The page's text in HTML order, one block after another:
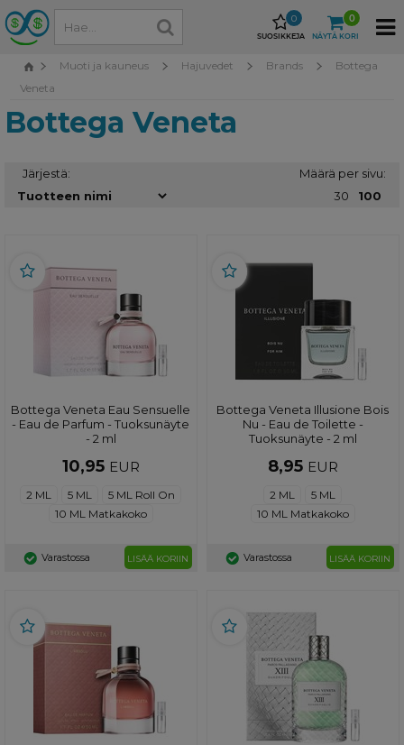
SUOSIKKEJA
0
NÄYTÄ KORI
0
Muoti ja kauneus Hajuvedet Brands
Bottega
Veneta
Bottega Veneta
Järjestä:
Määrä per sivu:
30
100
Bottega Veneta Eau Sensuelle
- Eau de Parfum - Tuoksunäyte
- 2 ml
10,95 EUR
2 ML 5 ML
5 ML Roll On
10 ML Matkakoko
Varastossa LISÄÄ KORIIN
Bottega Veneta Illusione Bois
Nu - Eau de Toilette -
Tuoksunäyte - 2 ml
8,95 EUR
2 ML
5 ML
10 ML Matkakoko
Varastossa LISÄÄ KORIIN